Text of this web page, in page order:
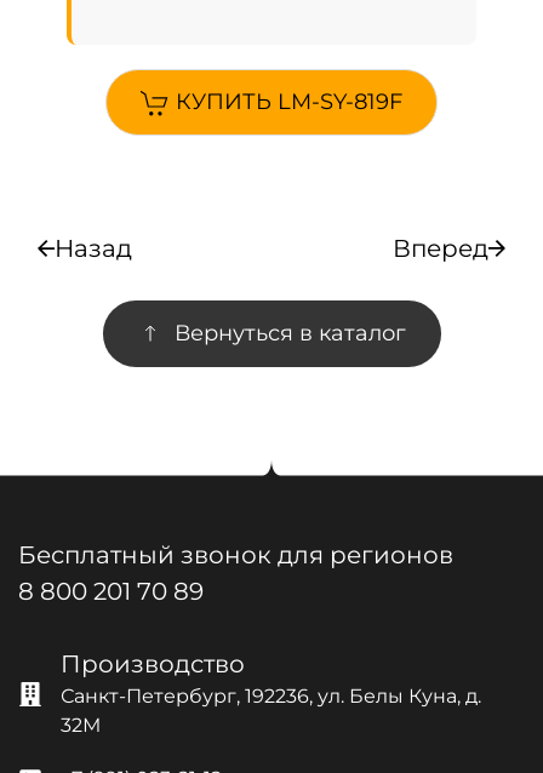
КУПИТЬ LM-SY-819F
Назад Вперед
Вернуться в каталог
Бесплатный звонок для регионов
8 800 201 70 89
Производство
Санкт-Петербург, 192236, ул. Белы Куна, д.
32М